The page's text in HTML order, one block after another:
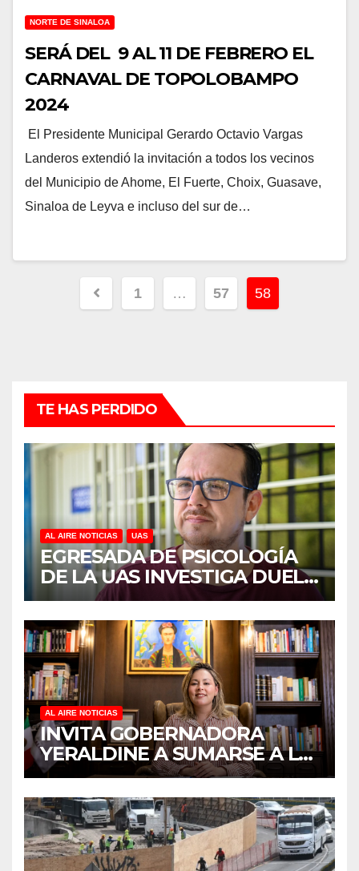
NORTE DE SINALOA
SERÁ DEL 9 AL 11 DE FEBRERO EL
CARNAVAL DE TOPOLOBAMPO
2024
El Presidente Municipal Gerardo Octavio Vargas
Landeros extendió la invitación a todos los vecinos
del Municipio de Ahome, El Fuerte, Choix, Guasave,
Sinaloa de Leyva e incluso del sur de…
Paginación
1 … 57 58
TE HAS PERDIDO
AL AIRE NOTICIAS UAS
EGRESADA DE PSICOLOGÍA
DE LA UAS INVESTIGA DUELO
ANTICIPADO Y SOBRECARGA
EN CUIDADORES DE
ADULTOS MAYORES
AL AIRE NOTICIAS
INVITA GOBERNADORA
YERALDINE A SUMARSE A LA
JORNADA NACIONAL DE
REFORESTACIÓN;
PLANTARÁN 6.6 MILLONES
DE ÁRBOLES